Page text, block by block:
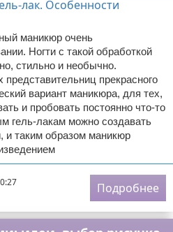
маникюр очень
Ногти с такой обработкой
стильно и необычно.
прекрасного
вариант маникюра, для тех,
и пробовать постоянно что-то
гель-лакам можно создавать
и таким образом маникюр
Подробнее